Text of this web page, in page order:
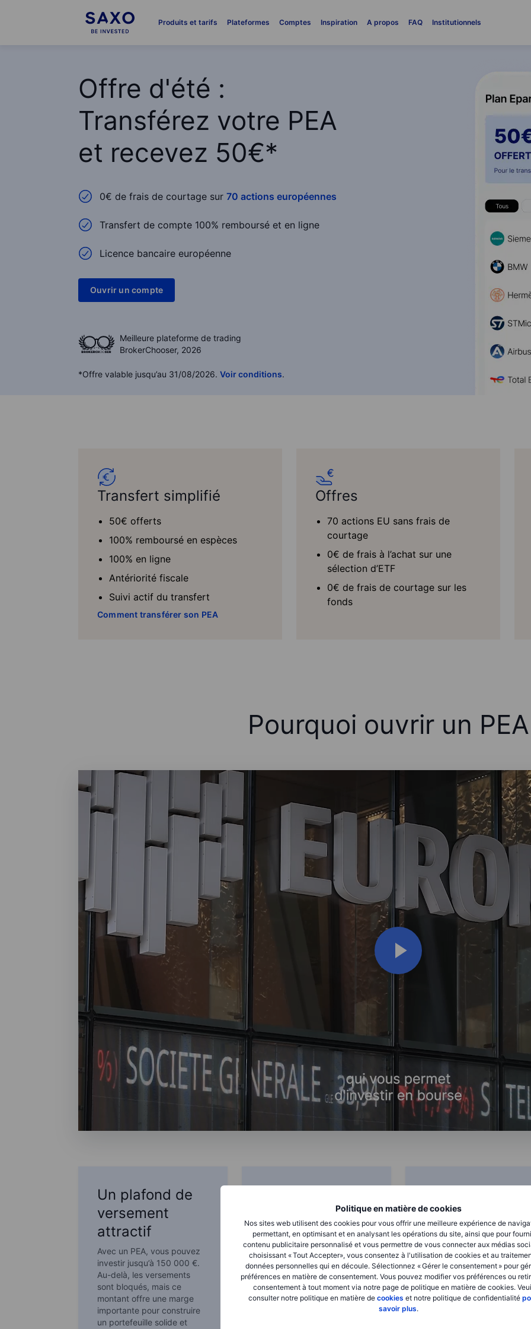
Produits et tarifs Plateformes Comptes Inspiration A propos FAQ Institutionnels
Politique en matière de cookies
Nos sites web utilisent des cookies pour vous offrir une meilleure expérience de
permettant, en optimisant et en analysant les opérations du site, ainsi que pour
contenu publicitaire personnalisé et vous permettre de vous connecter aux médias
choisissant « Tout Accepter», vous consentez à l'utilisation de cookies et au
données personnelles qui en découle. Sélectionnez « Gérer le consentement » pour
préférences en matière de consentement. Vous pouvez modifier vos préférences ou
consentement à tout moment via notre page de politique en matière de cookies.
consulter notre politique en matière de cookies et notre politique de confidentialité
savoir plus.
Offre d'été :
Transférez votre PEA
et recevez 50€*
0€ de frais de courtage sur 70 actions européennes
Transfert de compte 100% remboursé et en ligne
Licence bancaire européenne
Ouvrir un compte
Meilleure plateforme de trading
BrokerChooser, 2026
*Offre valable jusqu’au 31/08/2026. Voir conditions.
Transfert simplifié
50€ offerts
100% remboursé en espèces
100% en ligne
Antériorité fiscale
Suivi actif du transfert
Comment transférer son PEA
Offres
70 actions EU sans frais de
courtage
0€ de frais à l’achat sur une
sélection d’ETF
0€ de frais de courtage sur les
fonds
Pourquoi ouvrir un
Un plafond de
versement
attractif
Avec un PEA, vous pouvez
investir jusqu’à 150 000 €.
Au-delà, les versements
sont bloqués, mais ce
montant offre une marge
importante pour construire
un portefeuille solide et
d’impôts après
5 ans
L’un des plus grands atouts
du PEA est son avantage
fiscal : après 5 ans de
détention, vos gains sont
exonérés d’impôt sur le
avec des actifs
variés
Le PEA ne se limite pas aux
actions françaises. Vous
pouvez investir dans des
actions françaises et
européennes, des ETF